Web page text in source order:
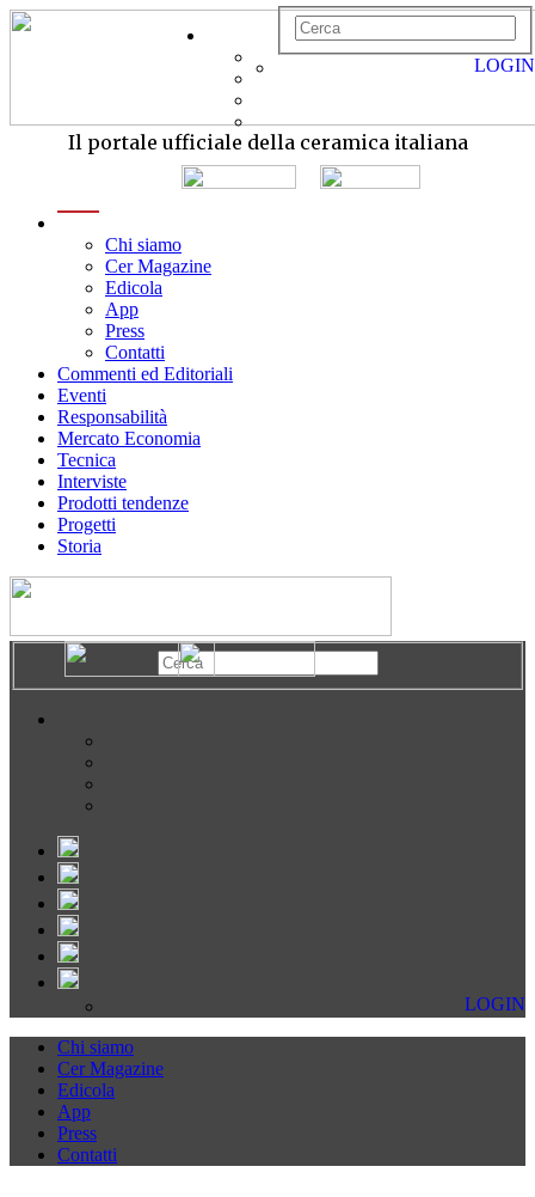
Il portale ufficiale della ceramica italiana
Chi siamo
Cer Magazine
Edicola
App
Press
Contatti
Commenti ed Editoriali
Eventi
Responsabilità
Mercato Economia
Tecnica
Interviste
Prodotti tendenze
Progetti
Storia
LOGIN
LOGIN
Chi siamo
Cer Magazine
Edicola
App
Press
Contatti